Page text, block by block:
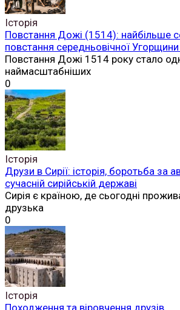
Історія
Повстання Дожі (1514): найбільше
повстання середньовічної
Повстання Дожі 1514 року стало
наймасштабніших
0
Історія
Друзи в Сирії: історія, боротьба за
сучасній сирійській державі
Сирія є країною, де сьогодні
друзька
0
Історія
Походження та віровчення друзів